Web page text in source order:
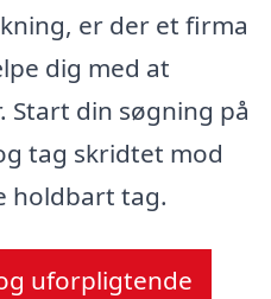
er der et firma
dig med at
Start din søgning på
tag skridtet mod
holdbart tag.
uforpligtende